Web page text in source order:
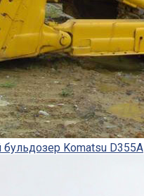
бульдозер Komatsu D355A